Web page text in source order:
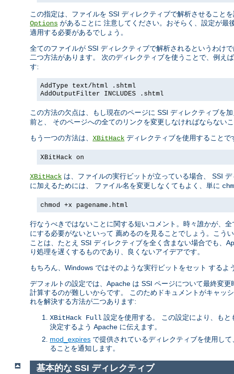
この指定は、ファイルを SSI ディレクティブで解析させること
Options があることに 注意してください。おそらく、設定が
適用する必要があるでしょう。
全てのファイルが SSI ディレクティブで解析されるというわけ
二つ方法があります。 次のディレクティブを使うことで、例えば
す:
AddType text/html .shtml
AddOutputFilter INCLUDES .shtml
この方法の欠点は、もし現在のページに SSI ディレクティブを
前と、 そのページへの全てのリンクを変更しなければならないこ
もう一つの方法は、 XBitHack ディレクティブを使用することで
XBitHack on
XBitHack は、ファイルの実行ビットが立っている場合、 SSI
に加えるためには、 ファイル名を変更しなくてもよく、単に
chmod +x pagename.html
行なうべきではないことに関する短いコメント。時々誰かが、全
にする必要がないといって 薦めるのを見ることでしょう。こう
ことは、たとえ SSI ディレクティブを全く含まない場合でも、
り処理を遅くするものであり、良くないアイデアです。
もちろん、Windows ではそのような実行ビットをセット するよ
デフォルトの設定では、Apache は SSI ページについて最終変
計算するのが難しいからです。 このためドキュメントがキャッ
れを解決する方法が二つあります:
XBitHack Full 設定を使用する。 この設定により、も
決定するよう Apache に伝えます。
mod_expires で提供されているディレクティブを使用し
ることを通知します。
基本的な SSI ディレクティブ